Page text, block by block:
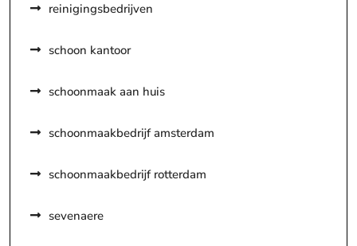
reinigingsbedrijven
schoon kantoor
schoonmaak aan huis
schoonmaakbedrijf amsterdam
schoonmaakbedrijf rotterdam
sevenaere